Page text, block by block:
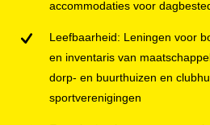
accommodaties voor
Leefbaarheid: Leningen voor
en inventaris van
dorp- en buurthuizen en
sportverenigingen